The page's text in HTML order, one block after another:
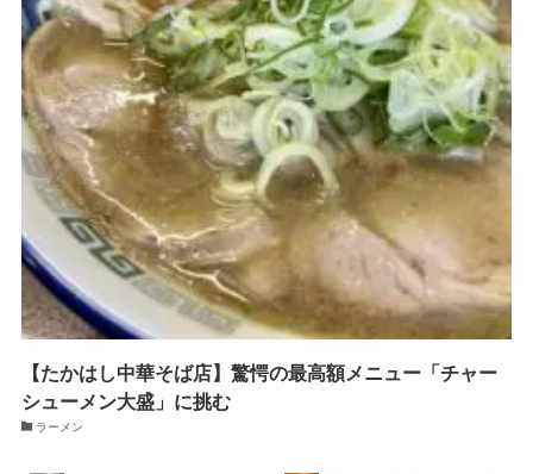
【たかはし中華そば店】驚愕の最高額メニュー「チャー
シューメン大盛」に挑む
ラーメン